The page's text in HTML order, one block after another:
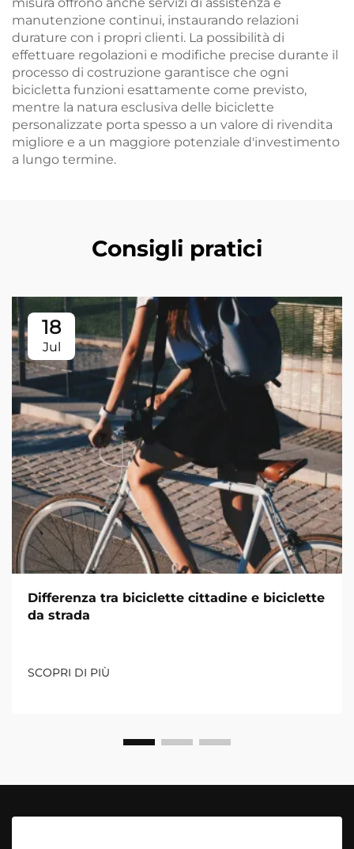
manutenzione continui, instaurando relazioni
durature con i propri clienti. La possibilità di
effettuare regolazioni e modifiche precise durante il
processo di costruzione garantisce che ogni
bicicletta funzioni esattamente come previsto,
mentre la natura esclusiva delle biciclette
personalizzate porta spesso a un valore di rivendita
migliore e a un maggiore potenziale d'investimento
a lungo termine.
Consigli pratici
18
Jul
Differenza tra biciclette cittadine e biciclette
da strada
SCOPRI DI PIÙ